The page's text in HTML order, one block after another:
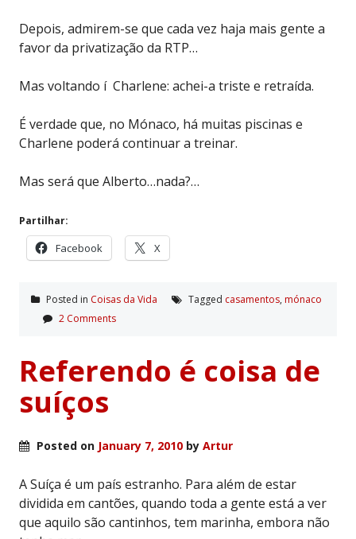
Depois, admirem-se que cada vez haja mais gente a
favor da privatização da RTP…
Mas voltando í Charlene: achei-a triste e retraída.
É verdade que, no Mónaco, há muitas piscinas e
Charlene poderá continuar a treinar.
Mas será que Alberto…nada?…
Partilhar:
Facebook X
Posted in Coisas da Vida Tagged casamentos, mónaco
2 Comments
Referendo é coisa de
suíços
Posted on January 7, 2010 by Artur
A Suíça é um país estranho. Para além de estar
dividida em cantões, quando toda a gente está a ver
que aquilo são cantinhos, tem marinha, embora não